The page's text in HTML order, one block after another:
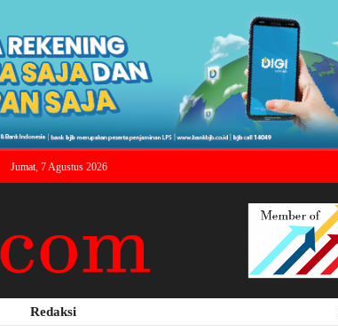
Jumat, 7 Agustus 2026
Redaksi